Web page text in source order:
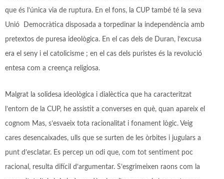
que és l’única via de ruptura. En el fons, la CUP també té la seva
Unió Democràtica disposada a torpedinar la independència amb
pretextos de puresa ideològica. En el cas dels de Duran, l’excusa
era el seny i el catolicisme ; en el cas dels puristes és la revolució
entesa com a creença religiosa.
Malgrat la solidesa ideològica i dialèctica que ha caracteritzat
l’entorn de la CUP, he assistit a converses en què, quan apareix el
cognom Mas, s’esvaeix tota racionalitat i fonament lògic. Veig
cares desencaixades, ulls que se surten de les òrbites i jugulars a
punt d’esclatar. Es percep un odi que, com tot sentiment poc
racional, resulta difícil d’argumentar. S’esgrimeixen raons com la